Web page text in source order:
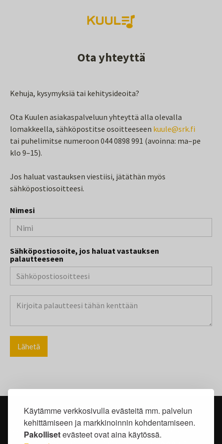
Käytämme verkkosivulla evästeitä mm. palvelun
kehittämiseen ja markkinoinnin kohdentamiseen.
Pakollisetevästeet ovat aina käytössä.
Ota yhteyttä
Kehuja, kysymyksiä tai kehitysideoita?
Ota Kuulen asiakaspalveluun yhteyttä alla olevalla
lomakkeella, sähköpostitse osoitteeseen kuule@srk.fi
tai puhelimitse numeroon 044 0898 991 (avoinna: ma–pe
klo 9–15).
Jos haluat vastauksen viestiisi, jätäthän myös
sähköpostiosoitteesi.
Nimesi
Sähköpostiosoite, jos haluat vastauksen
palautteeseen
Kuule! on Suomen Rauhanyhdistysten Keskusyhdistyksen
tuottama palvelu. Lisätietoja palveluntuottajasta www.srk.fi.